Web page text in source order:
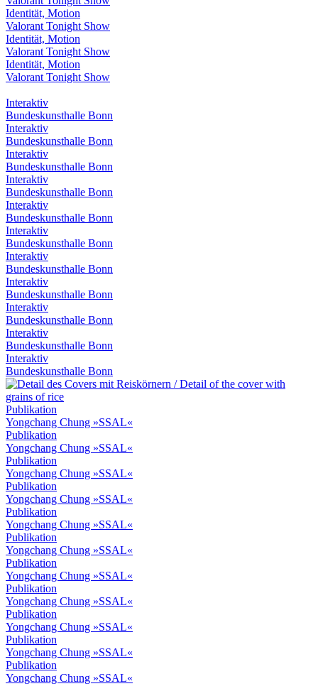
Identität, Motion
Valorant Tonight Show
Identität, Motion
Valorant Tonight Show
Identität, Motion
Valorant Tonight Show
Interaktiv
Bundeskunsthalle Bonn
Interaktiv
Bundeskunsthalle Bonn
Interaktiv
Bundeskunsthalle Bonn
Interaktiv
Bundeskunsthalle Bonn
Interaktiv
Bundeskunsthalle Bonn
Interaktiv
Bundeskunsthalle Bonn
Interaktiv
Bundeskunsthalle Bonn
Interaktiv
Bundeskunsthalle Bonn
Interaktiv
Bundeskunsthalle Bonn
Interaktiv
Bundeskunsthalle Bonn
Interaktiv
Bundeskunsthalle Bonn
Publikation
Yongchang Chung »SSAL«
Publikation
Yongchang Chung »SSAL«
Publikation
Yongchang Chung »SSAL«
Publikation
Yongchang Chung »SSAL«
Publikation
Yongchang Chung »SSAL«
Publikation
Yongchang Chung »SSAL«
Publikation
Yongchang Chung »SSAL«
Publikation
Yongchang Chung »SSAL«
Publikation
Yongchang Chung »SSAL«
Publikation
Yongchang Chung »SSAL«
Publikation
Yongchang Chung »SSAL«